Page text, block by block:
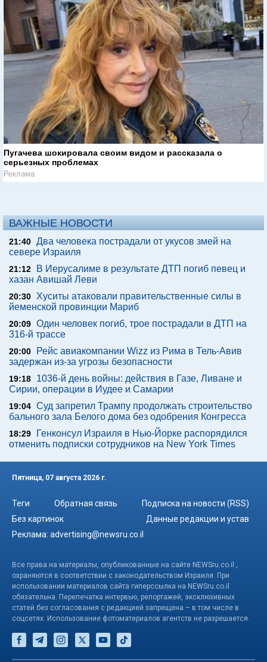
Пугачева шокировала своим видом и рассказала о
серьезных проблемах
Реклама
ВАЖНЫЕ НОВОСТИ
21:40 Два человека пострадали от укусов змей на
севере Израиля
21:12
В Иерусалиме в результате ДТП погиб певец и
хазан Авишай Леви
20:30 Хуситы атаковали правительственные силы в
йеменской провинции Мариб
20:09 Один человек погиб, трое пострадали в ДТП на
316-й трассе
20:00
Рейс авиакомпании Wizz из Рима в Тель-Авив
задержан из-за угрозы безопасности
19:18
1036-й день войны: действия в Газе, Ливане и
Сирии, операции в Иудее и Самарии
19:04 Суд запретил Трампу продолжать строительство
бального зала Белого дома без одобрения Конгресса
18:29
Генконсул Израиля в Нью-Йорке распорядился
отменить подписки сотрудников на New York Times
Пятница, 07 августа 2026 г.
Теги Обратная связь
Подписка на новости (RSS)
Без картинок
Данные редакции и устав
Реклама: advertising@newsru.co.il
Все права на материалы, опубликованные на сайте NEWSru.co.il ,
охраняются в соответствии с законодательством Израиля. При
использовании материалов сайта гиперссылка на NEWSru.co.il
обязательна. Перепечатка интервью, репортажей, эксклюзивных
статей без согласования с редакцией запрещена – в том числе в
соцсетях. Использование фотоматериалов агентств не разрешается.